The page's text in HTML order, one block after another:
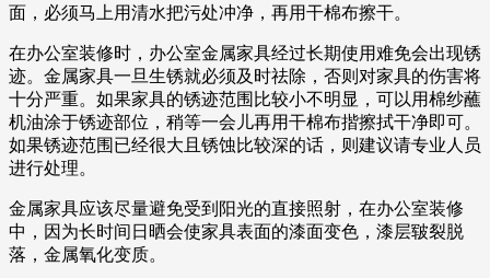
面，必须马上用清水把污处冲净，再用干棉布擦干。
在办公室装修时，办公室金属家具经过长期使用难免会出现锈
迹。金属家具一旦生锈就必须及时祛除，否则对家具的伤害将
十分严重。如果家具的锈迹范围比较小不明显，可以用棉纱蘸
机油涂于锈迹部位，稍等一会儿再用干棉布揩擦拭干净即可。
如果锈迹范围已经很大且锈蚀比较深的话，则建议请专业人员
进行处理。
金属家具应该尽量避免受到阳光的直接照射，在办公室装修
中，因为长时间日晒会使家具表面的漆面变色，漆层皲裂脱
落，金属氧化变质。